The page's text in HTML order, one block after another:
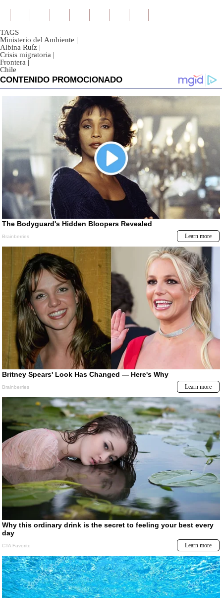
TAGS
Ministerio del Ambiente |
Albina Ruíz |
Crisis migratoria |
Frontera |
Chile